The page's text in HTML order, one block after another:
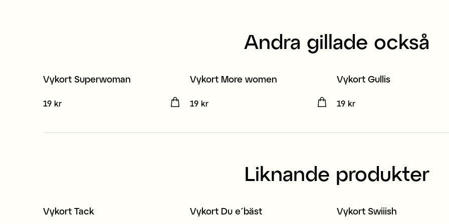
Andra gillade också
3 för 2
Vykort Superwoman
Pris:
19 kr
3 för 2
Vykort More women
Pris:
19 kr
3 för 2
Vykort Gullis
Pris:
19 kr
Liknande produkter
3 för 2
Vykort Tack 3 för 2
Vykort Du e´bäst 3 för 2
Vykort Swiiish